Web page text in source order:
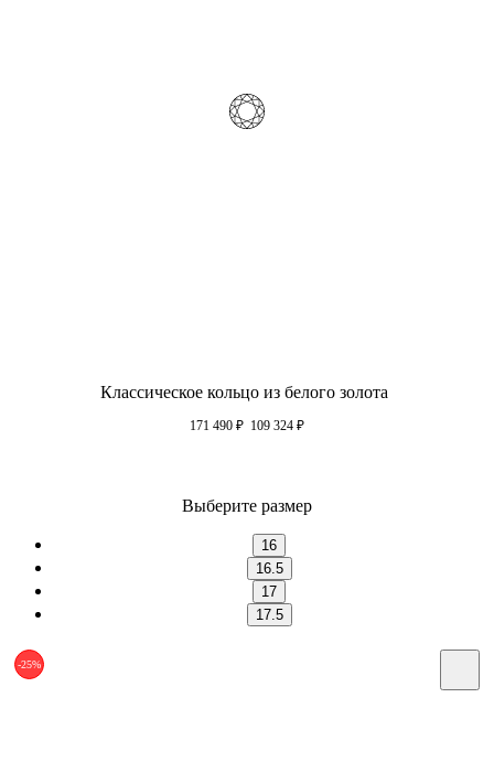
Классическое кольцо из белого золота
171 490 ₽ 109 324 ₽
Выберите размер
16
16.5
17
17.5
-25%